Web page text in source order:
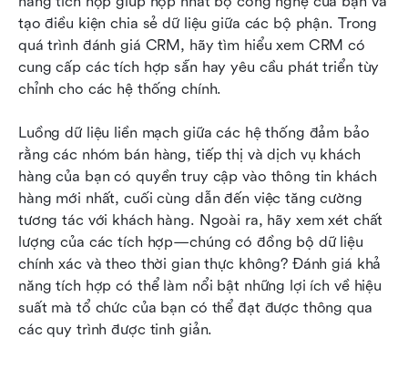
tạo điều kiện chia sẻ dữ liệu giữa các bộ phận. Trong
quá trình đánh giá CRM, hãy tìm hiểu xem CRM có
cung cấp các tích hợp sẵn hay yêu cầu phát triển tùy
chỉnh cho các hệ thống chính.
Luồng dữ liệu liền mạch giữa các hệ thống đảm bảo
rằng các nhóm bán hàng, tiếp thị và dịch vụ khách
hàng của bạn có quyền truy cập vào thông tin khách
hàng mới nhất, cuối cùng dẫn đến việc tăng cường
tương tác với khách hàng. Ngoài ra, hãy xem xét chất
lượng của các tích hợp—chúng có đồng bộ dữ liệu
chính xác và theo thời gian thực không? Đánh giá khả
năng tích hợp có thể làm nổi bật những lợi ích về hiệu
suất mà tổ chức của bạn có thể đạt được thông qua
các quy trình được tinh giản.